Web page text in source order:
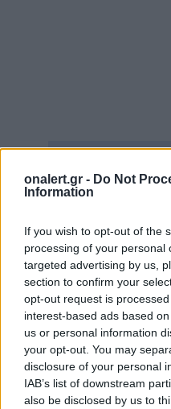
onalert.gr - Do Not
Information
If you wish to opt-out of the
processing of your personal
targeted advertising by us,
section to confirm your
opt-out request is
interest-based ads based
us or personal information
your opt-out. You may
disclosure of your personal
IAB’s list of downstream
also be disclosed by us to
Διάβασε επίσης
News και μάθετε
για την άμυνα.
NATO ΡΕΤΖΕΠ